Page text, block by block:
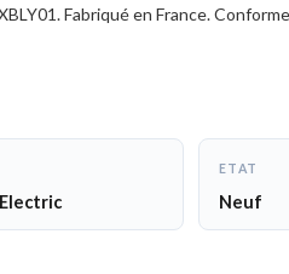
Fabriqué en France.
ETAT
Neuf